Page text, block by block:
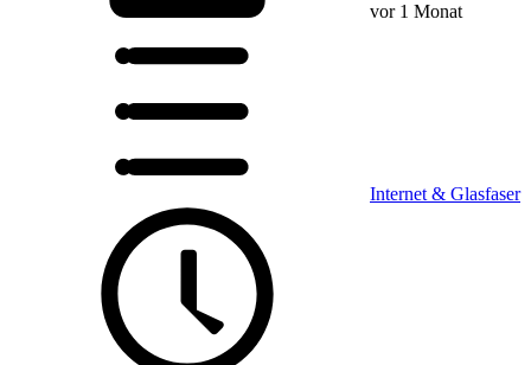
vor 1 Monat
Internet & Glasfaser